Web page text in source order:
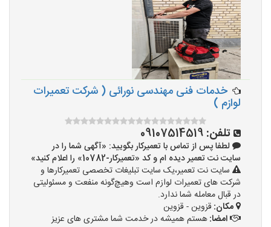
خدمات فنی مهندسی نورائی ( شرکت تعمیرات
لوازم )
تلفن: 09107514519
لطفا پس از تماس با تعمیرکار بگویید: «آگهی شما را در
سایت نت تعمیر دیده ام و کد «تعمیرکار-10782» را اعلام کنید»
سایت نت تعمیر،یک سایت تبلیغات تخصصی تعمیرکارها و
شرکت های تعمیرات لوازم است وهیچ‌گونه منفعت و مسئولیتی
در قبال معامله شما ندارد.
مکان: قزوین - قزوین
امضا:هستم همیشه در خدمت شما مشتری های عزیز